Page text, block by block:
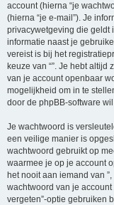
account (hierna “je
(hierna “je e-mail”). Je
privacywetgeving die geldt
informatie naast je
vereist is bij het
keuze van “”. Je hebt
van je account openbaar
mogelijkheid om in te
door de phpBB-software
Je wachtwoord is
een veilige manier is
wachtwoord gebruikt op
waarmee je op je account
het nooit aan iemand van
wachtwoord van je
vergeten”-optie gebruiken